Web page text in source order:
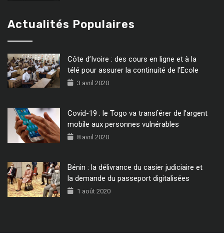
Actualités Populaires
Côte d’Ivoire : des cours en ligne et à la
télé pour assurer la continuité de l’Ecole
3 avril 2020
Covid-19 : le Togo va transférer de l’argent
mobile aux personnes vulnérables
8 avril 2020
Bénin : la délivrance du casier judiciaire et
la demande du passeport digitalisées
1 août 2020